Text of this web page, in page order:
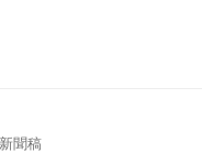
聞稿